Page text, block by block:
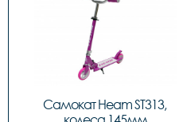
Самокат Heam ST313,